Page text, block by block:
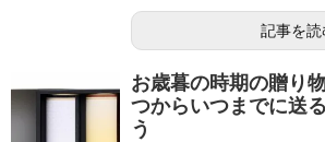
記事を読
お歳暮の時期の贈り
つからいつまでに送
う